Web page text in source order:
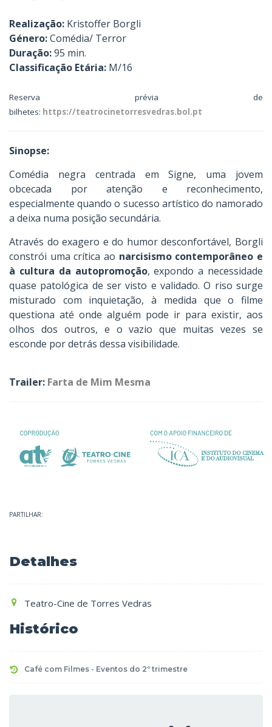
Realização: Kristoffer Borgli
Género:Comédia/ Terror
Duração:95 min.
Classificação Etária: M/16
Reserva prévia de
bilhetes: https://teatrocinetorresvedras.bol.pt
Sinopse:
Comédia negra centrada em Signe, uma jovem
obcecada por atenção e reconhecimento,
especialmente quando o sucesso artístico do namorado
a deixa numa posição secundária.
Através do exagero e do humor desconfortável, Borgli
constrói uma crítica ao narcisismo contemporâneo e
à cultura da autopromoção, expondo a necessidade
quase patológica de ser visto e validado. O riso surge
misturado com inquietação, à medida que o filme
questiona até onde alguém pode ir para existir, aos
olhos dos outros, e o vazio que muitas vezes se
esconde por detrás dessa visibilidade.
Trailer: Farta de Mim Mesma
PARTILHAR:
Detalhes
Teatro-Cine de Torres Vedras
Histórico
Café com Filmes - Eventos do 2º trimestre